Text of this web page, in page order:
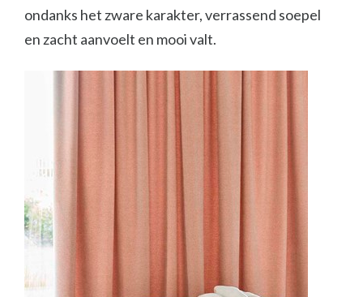
ondanks het zware karakter, verrassend soepel
en zacht aanvoelt en mooi valt.